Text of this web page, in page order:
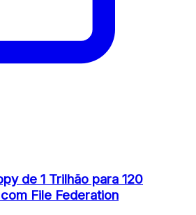
de 1 Trilhão para 120
File Federation